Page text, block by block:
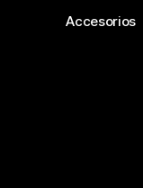
Accesorios